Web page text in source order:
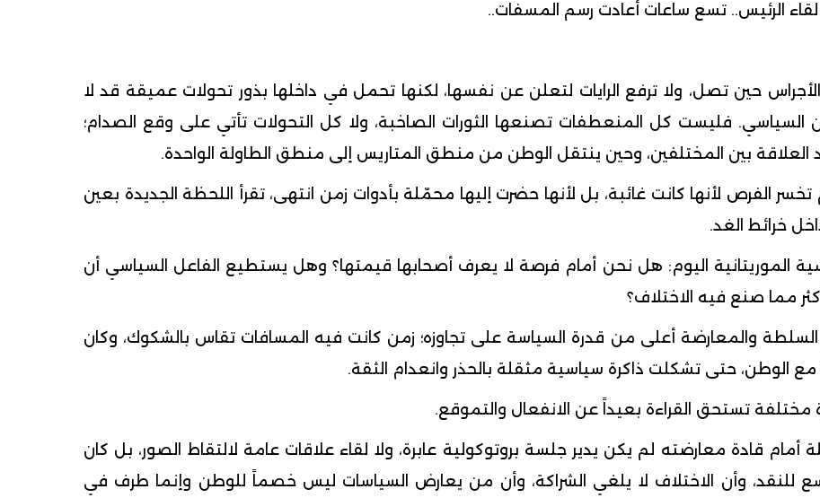
الرئيس.. تسع ساعات أعادت رسم المسفات..
حين تصل، ولا ترفع الرايات لتعلن عن نفسها، لكنها تحمل في داخلها بذور تحولات عميقة قد لا
السياسي. فليست كل المنعطفات تصنعها الثورات الصاخبة، ولا كل التحولات تأتي على وقع الصدام؛
العلاقة بين المختلفين، وحين ينتقل الوطن من منطق المتاريس إلى منطق الطاولة الواحدة.
الفرص لأنها كانت غائبة، بل لأنها حضرت إليها محمّلة بأدوات زمن انتهى، تقرأ اللحظة الجديدة بعين
خرائط الغد.
الموريتانية اليوم: هل نحن أمام فرصة لا يعرف أصحابها قيمتها؟ وهل يستطيع الفاعل السياسي أن
مما صنع فيه الاختلاف؟
السلطة والمعارضة أعلى من قدرة السياسة على تجاوزه؛ زمن كانت فيه المسافات تقاس بالشكوك، وكان
الوطن، حتى تشكلت ذاكرة سياسية مثقلة بالحذر وانعدام الثقة.
تستحق القراءة بعيداً عن الانفعال والتموقع.
قادة معارضته لم يكن يدير جلسة بروتوكولية عابرة، ولا لقاء علاقات عامة لالتقاط الصور، بل كان
للنقد، وأن الاختلاف لا يلغي الشراكة، وأن من يعارض السياسات ليس خصماً للوطن وإنما طرف في